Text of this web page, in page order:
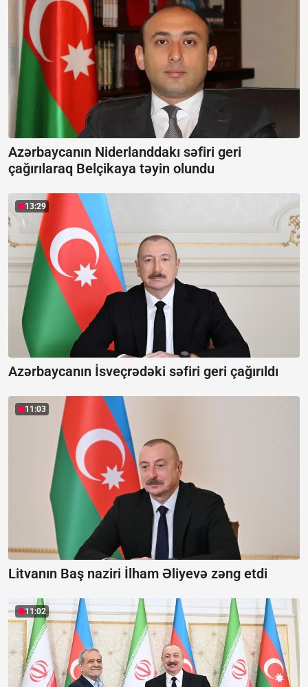
Azərbaycanın Niderlanddakı səfiri geri
çağırılaraq Belçikaya təyin olundu
13:29
Azərbaycanın İsveçrədəki səfiri geri çağırıldı
11:03
Litvanın Baş naziri İlham Əliyevə zəng etdi
11:02